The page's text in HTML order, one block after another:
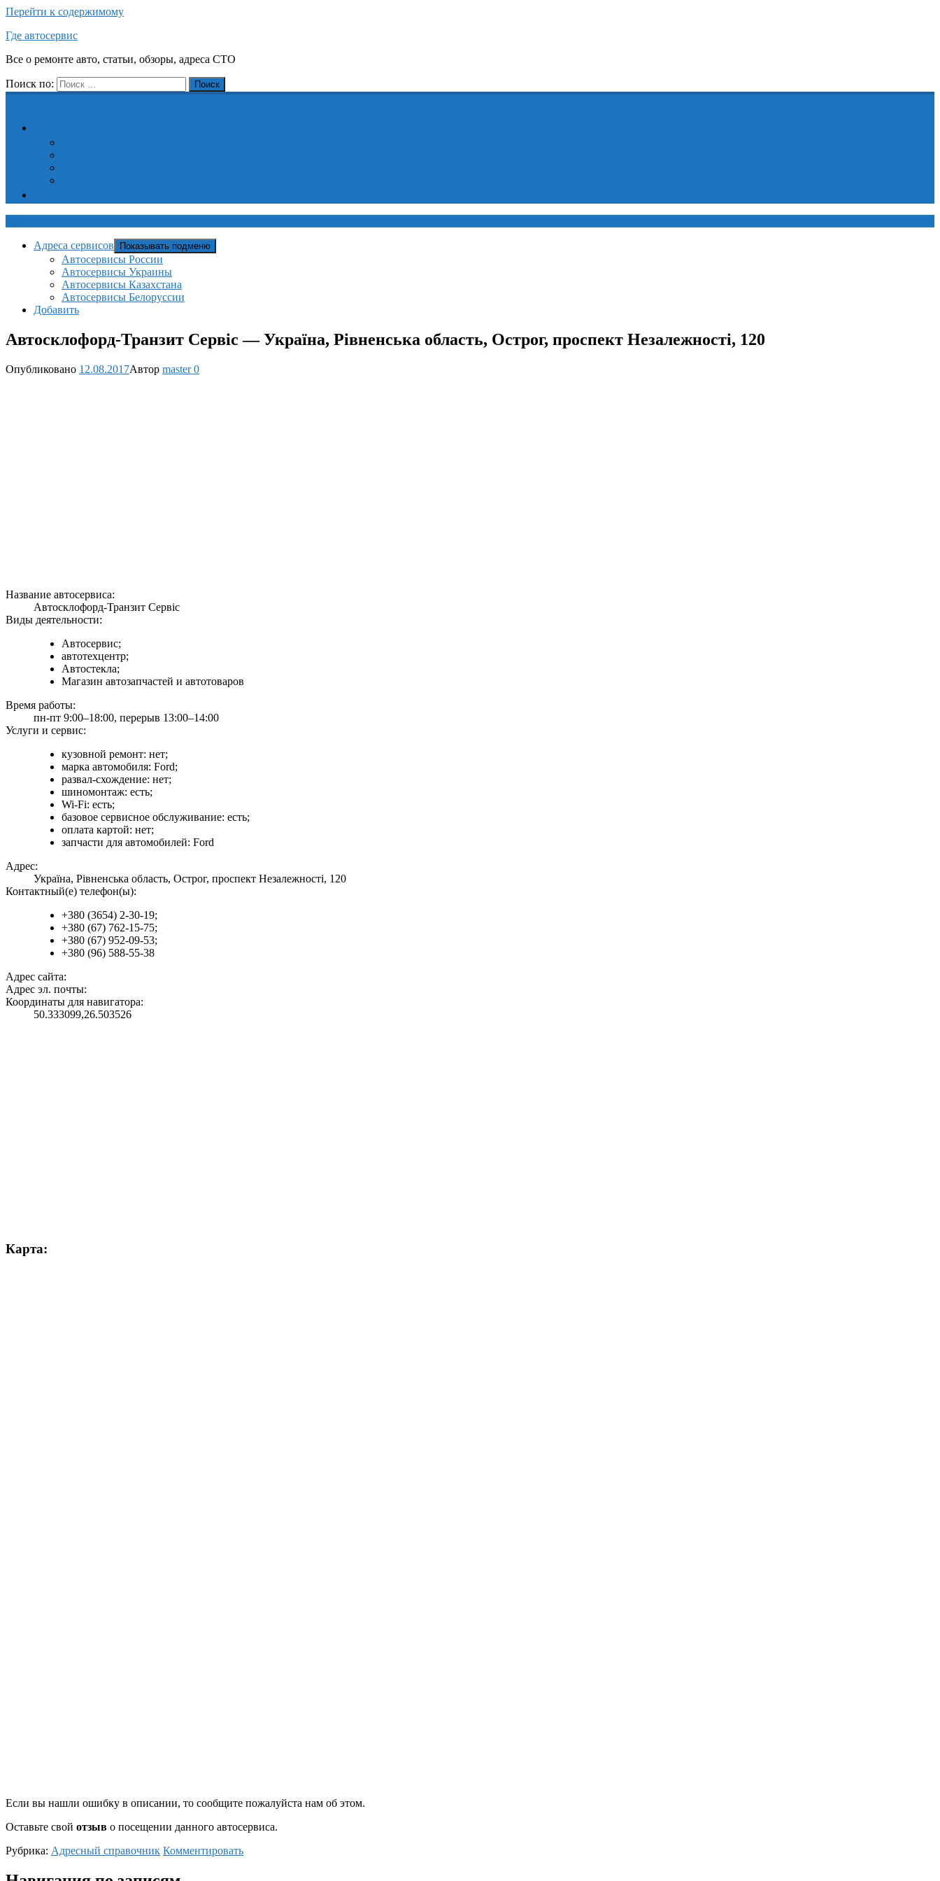
Перейти к содержимому
Где автосервис
Все о ремонте авто, статьи, обзоры, адреса СТО
Поиск по: Поиск
Адреса сервисов Показывать подменю
Автосервисы России
Автосервисы Украины
Автосервисы Казахстана
Автосервисы Белоруссии
Добавить
Автосклофорд-Транзит Сервіс — Україна, Рівненська область, Острог, проспект Незалежності, 120
Опубликовано 12.08.2017Автор master0
Название автосервиса:
Автосклофорд-Транзит Сервіс
Виды деятельности:
Автосервис;
автотехцентр;
Автостекла;
Магазин автозапчастей и автотоваров
Время работы:
пн-пт 9:00–18:00, перерыв 13:00–14:00
Услуги и сервис:
кузовной ремонт: нет;
марка автомобиля: Ford;
развал-схождение: нет;
шиномонтаж: есть;
Wi-Fi: есть;
базовое сервисное обслуживание: есть;
оплата картой: нет;
запчасти для автомобилей: Ford
Адрес:
Україна, Рівненська область, Острог, проспект Незалежності, 120
Контактный(е) телефон(ы):
+380 (3654) 2-30-19;
+380 (67) 762-15-75;
+380 (67) 952-09-53;
+380 (96) 588-55-38
Адрес сайта:
Адрес эл. почты:
Координаты для навигатора:
50.333099,26.503526
Карта:
Если вы нашли ошибку в описании, то сообщите пожалуйста нам об этом.
Оставьте свой отзыв о посещении данного автосервиса.
Рубрика: Адресный справочник Комментировать